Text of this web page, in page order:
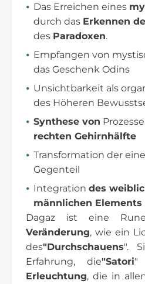
Das Erreichen eines
durch das Erkennen
des Paradoxen.
Empfangen von
das Geschenk Odins
Unsichtbarkeit als
des Höheren
Synthese von
rechten Gehirnhälfte
Transformation der
Gegenteil
Integration des
männlichen Elements
Dagaz ist eine
Veränderung, wie ein
des"Durchschauens".
Erfahrung, die"Satori"
Erleuchtung, die in